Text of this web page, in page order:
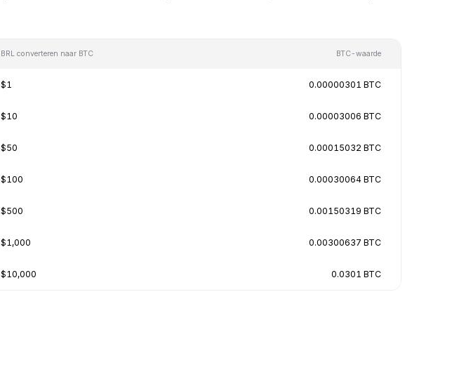
BRL converteren naar BTC BTC-waarde
$1 0.00000301 BTC
$10 0.00003006 BTC
$50 0.00015032 BTC
$100 0.00030064 BTC
$500 0.00150319 BTC
$1,000 0.00300637 BTC
$10,000 0.0301 BTC